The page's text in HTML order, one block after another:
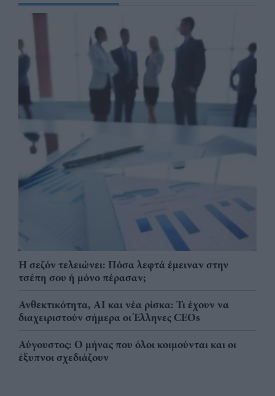
Η σεζόν τελειώνει: Πόσα λεφτά έμειναν στην
τσέπη σου ή μόνο πέρασαν;
Ανθεκτικότητα, AI και νέα ρίσκα: Τι έχουν να
διαχειριστούν σήμερα οι Έλληνες CEOs
Αύγουστος: Ο μήνας που όλοι κοιμούνται και οι
έξυπνοι σχεδιάζουν